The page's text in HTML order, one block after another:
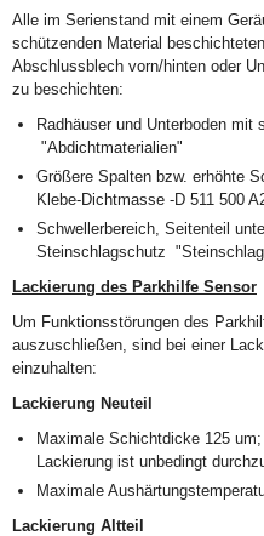
Alle im Serienstand mit einem
schützenden Material
Abschlussblech vorn/hinten oder
zu beschichten:
Radhäuser und Unterboden mit
"Abdichtmaterialien"
Größere Spalten bzw. erhöhte
Klebe-Dichtmasse -D 511 500
Schwellerbereich, Seitenteil
Steinschlagschutz
Lackierung des Parkhilfe Sensor
Um Funktionsstörungen des
auszuschließen, sind bei einer
einzuhalten:
Lackierung Neuteil
Maximale Schichtdicke 125
Lackierung ist unbedingt
Maximale
Lackierung Altteil